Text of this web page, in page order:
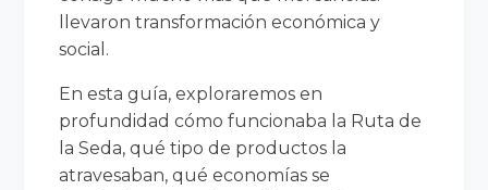
llevaron transformación económica y
social.
En esta guía, exploraremos en
profundidad cómo funcionaba la Ruta de
la Seda, qué tipo de productos la
atravesaban, qué economías se